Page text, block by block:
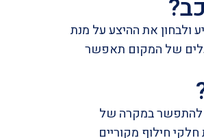
ולבחון את ההיצע על מנת
של המקום תאפשר
להתפשר במקרה של
חילוף מקוריים